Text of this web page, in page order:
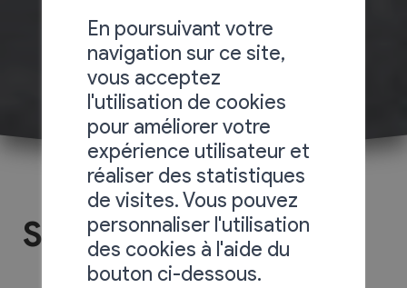
Services communaux
En poursuivant votre
navigation sur ce site,
vous acceptez
l'utilisation de cookies
pour améliorer votre
expérience utilisateur et
réaliser des statistiques
de visites. Vous pouvez
personnaliser l'utilisation
des cookies à l'aide du
bouton ci-dessous.